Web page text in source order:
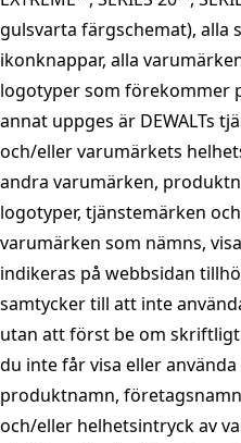
gulsvarta färgschemat), alla
ikonknappar, alla
logotyper som förekommer
annat uppges är DEWALTs
och/eller varumärkets
andra varumärken,
logotyper, tjänstemärken
varumärken som nämns,
indikeras på webbsidan
samtycker till att inte
utan att först be om
du inte får visa eller
produktnamn,
och/eller helhetsintryck av